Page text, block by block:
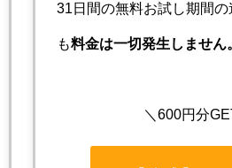
31日間の無料お試し期間の
も料金は一切発生しません
＼600円分